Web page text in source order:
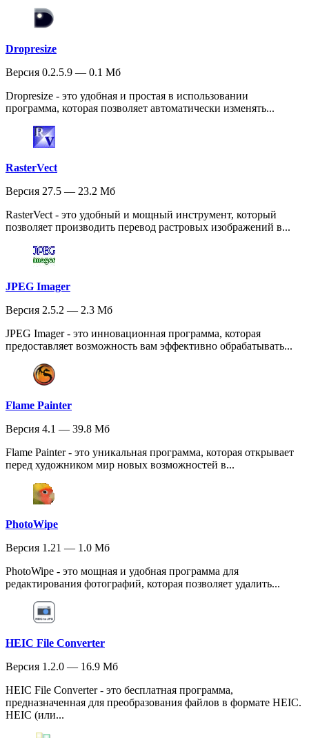
Dropresize
Версия 0.2.5.9 — 0.1 Мб
Dropresize - это удобная и простая в использовании
программа, которая позволяет автоматически изменять...
RasterVect
Версия 27.5 — 23.2 Мб
RasterVect - это удобный и мощный инструмент, который
позволяет производить перевод растровых изображений в...
JPEG Imager
Версия 2.5.2 — 2.3 Мб
JPEG Imager - это инновационная программа, которая
предоставляет возможность вам эффективно обрабатывать...
Flame Painter
Версия 4.1 — 39.8 Мб
Flame Painter - это уникальная программа, которая открывает
перед художником мир новых возможностей в...
PhotoWipe
Версия 1.21 — 1.0 Мб
PhotoWipe - это мощная и удобная программа для
редактирования фотографий, которая позволяет удалить...
HEIC File Converter
Версия 1.2.0 — 16.9 Мб
HEIC File Converter - это бесплатная программа,
предназначенная для преобразования файлов в формате HEIC.
HEIC (или...